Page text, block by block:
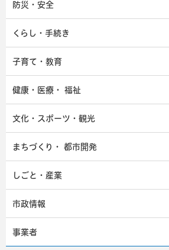
防災・安全
くらし・手続き
子育て・教育
健康・医療・ 福祉
文化・スポーツ・観光
まちづくり・ 都市開発
しごと・産業
市政情報
事業者